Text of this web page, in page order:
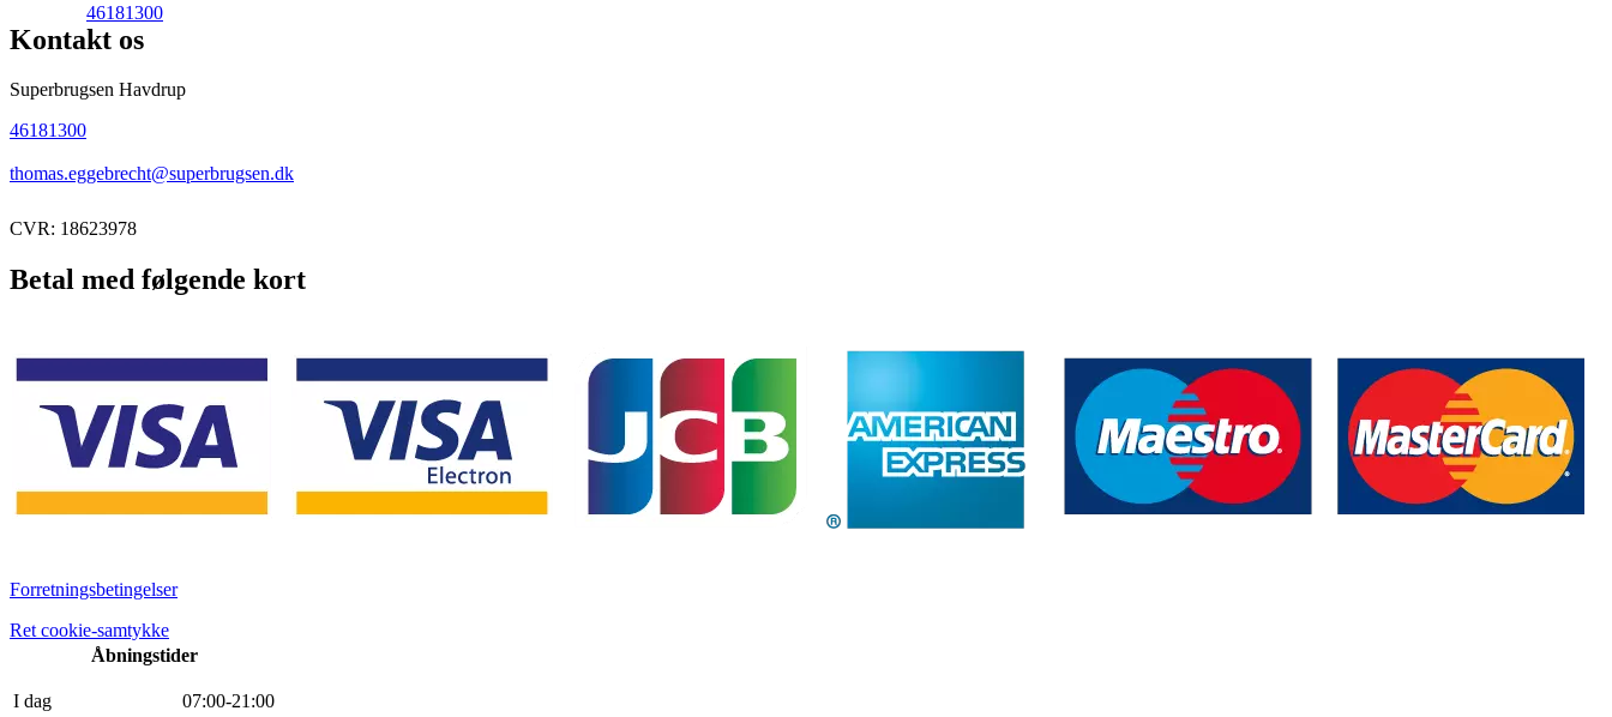
46181300
Kontakt os
Superbrugsen Havdrup
46181300
thomas.eggebrecht@superbrugsen.dk
CVR: 18623978
Betal med følgende kort
Forretningsbetingelser
Ret cookie-samtykke
Åbningstider
I dag 07:00-21 :00